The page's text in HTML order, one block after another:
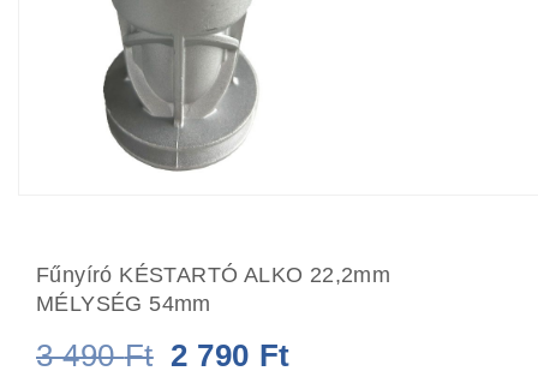
Fűnyíró KÉSTARTÓ ALKO 22,2mm
MÉLYSÉG 54mm
3 490Ft Original
2 790 Ft